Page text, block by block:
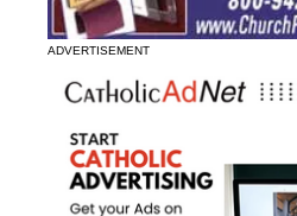
ADVERTISEMENT